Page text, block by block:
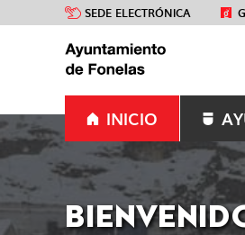
SEDE ELECTRÓNICA
INICIO